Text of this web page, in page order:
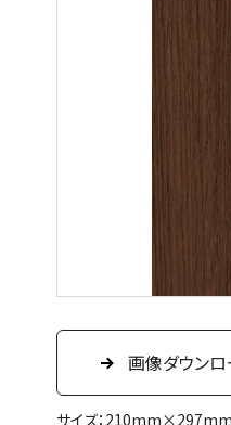
画像ダウンロ
サイズ：210mm×297mm
画像ダウンロ
画像ダウンロ